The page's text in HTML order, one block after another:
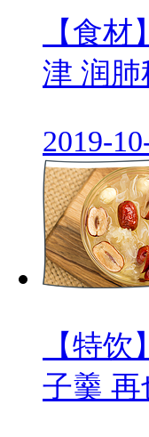
【食
津 润肺
2019-
【特
子羹